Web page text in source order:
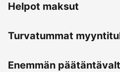
Helpot maksut
Turvatummat
Enemmän